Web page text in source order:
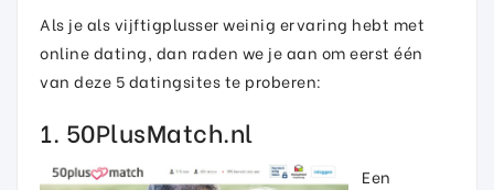
Als je als vijftigplusser weinig ervaring hebt met
online dating, dan raden we je aan om eerst één
van deze 5 datingsites te proberen:
1. 50PlusMatch.nl
Een